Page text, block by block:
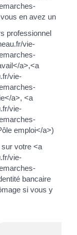
en avez un
professionnel
vie-
a>,<a
vie-
a>, <a
vie-
emploi</a>)
votre <a
vie-
bancaire
si vous y